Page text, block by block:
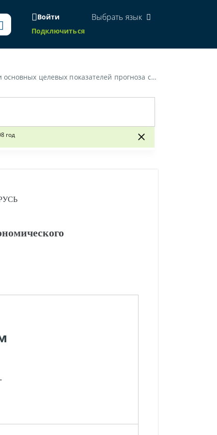
Войти
Подключиться
Выбрать язык
экономического развития Республики Беларусь на 2008 год»
год